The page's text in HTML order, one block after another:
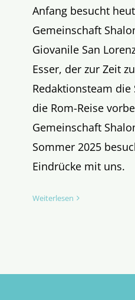
Anfang besucht
Gemeinschaft
Giovanile San
Esser, der zur Zeit
Redaktionsteam
die Rom-Reise
Gemeinschaft
Sommer 2025
Eindrücke mit uns.
Weiterlesen